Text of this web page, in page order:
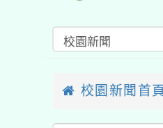
校園新聞首